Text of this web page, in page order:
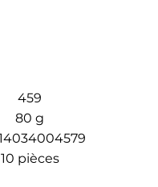
459
80 g
10 pièces